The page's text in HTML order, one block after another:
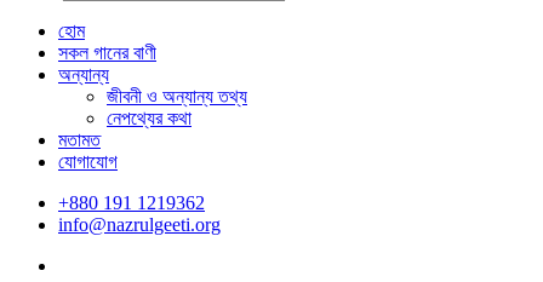
হোম
সকল গানের বাণী
অন্যান্য
জীবনী ও অন্যান্য তথ্য
নেপথ্যের কথা
মতামত
যোগাযোগ
+880 191 1219362
info@nazrulgeeti.org